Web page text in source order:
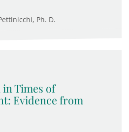
Ph. D.
Times of
Evidence from